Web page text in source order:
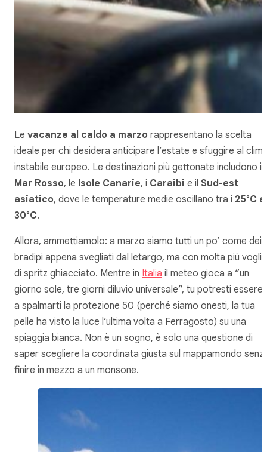
Le vacanze al caldo a marzo rappresentano la scelta
ideale per chi desidera anticipare l’estate e sfuggire al
instabile europeo. Le destinazioni più gettonate includono il
Mar Rosso, le Isole Canarie, i Caraibi e il Sud-est
asiatico, dove le temperature medie oscillano tra i 25°C
30°C.
Allora, ammettiamolo: a marzo siamo tutti un po’ come dei
bradipi appena svegliati dal letargo, ma con molta più voglia
di spritz ghiacciato. Mentre in Italia il meteo gioca a “un
giorno sole, tre giorni diluvio universale”, tu potresti essere
a spalmarti la protezione 50 (perché siamo onesti, la tua
pelle ha visto la luce l’ultima volta a Ferragosto) su una
spiaggia bianca. Non è un sogno, è solo una questione di
saper scegliere la coordinata giusta sul mappamondo
finire in mezzo a un monsone.